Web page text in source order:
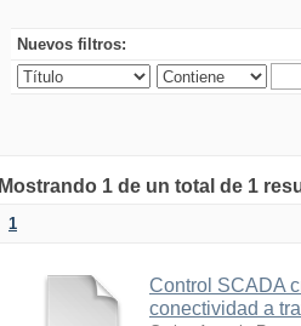
Nuevos filtros:
Mostrando 1 de un total de 1
1
Control SCADA
conectividad a